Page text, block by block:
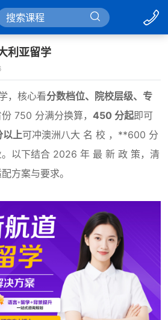
利亚留学
，核心看分数档位、院校层级、专
750 分满分换算， 450 分起即可
上可冲澳洲八大 名 校 ，**600 分
以下结合 2026 年 最 新 政 策，清
方案与要求。